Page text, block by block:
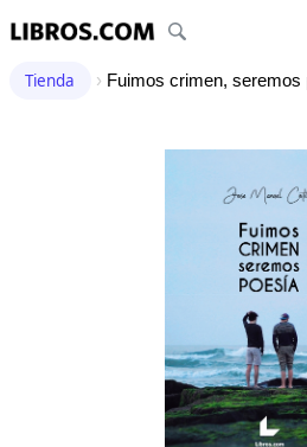
Tienda › Fuimos crimen, seremos